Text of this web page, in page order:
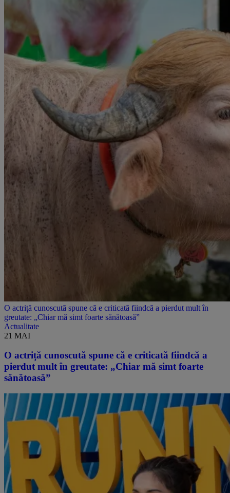
O actriță cunoscută spune că e criticată fiindcă a pierdut mult în
greutate: „Chiar mă simt foarte sănătoasă”
Actualitate
21 MAI
O actriță cunoscută spune că e criticată fiindcă a
pierdut mult în greutate: „Chiar mă simt foarte
sănătoasă”